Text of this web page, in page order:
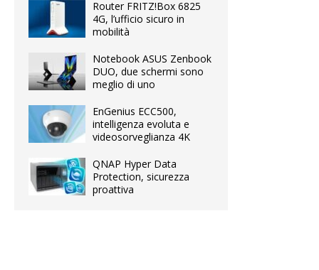
Router FRITZ!Box 6825
4G, l’ufficio sicuro in
mobilità
Notebook ASUS Zenbook
DUO, due schermi sono
meglio di uno
EnGenius ECC500,
intelligenza evoluta e
videosorveglianza 4K
QNAP Hyper Data
Protection, sicurezza
proattiva